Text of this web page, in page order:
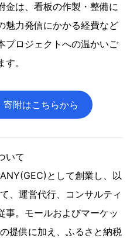
金は、看板の作製・整備に
魅力発信にかかる経費など
プロジェクトへの温かいご
。
附はこちらから
いて
として創業し、以
、運営代行、コンサルティ
事。モールおよびマーケッ
提供に加え、ふるさと納税